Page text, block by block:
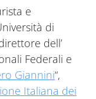
e
di
dell’
Federali e
Giannini“,
Italiana dei